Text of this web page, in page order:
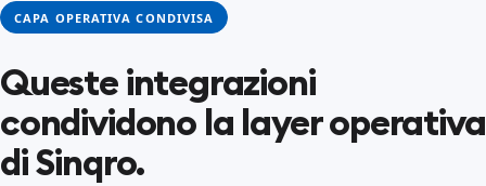
CAPA OPERATIVA CONDIVISA
Queste integrazioni
condividono la layer operativa
di Sinqro.